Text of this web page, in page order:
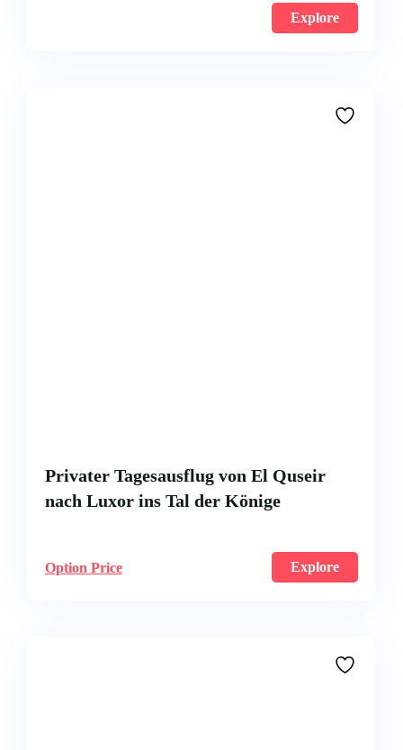
Explore
Privater Tagesausflug von El Quseir
nach Luxor ins Tal der Könige
Option Price Explore